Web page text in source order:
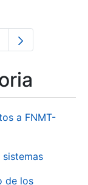
Pages Use
a FNMT-
de los